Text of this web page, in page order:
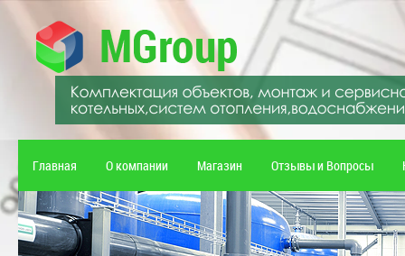
Главная О компании Магазин Отзывы и Вопросы